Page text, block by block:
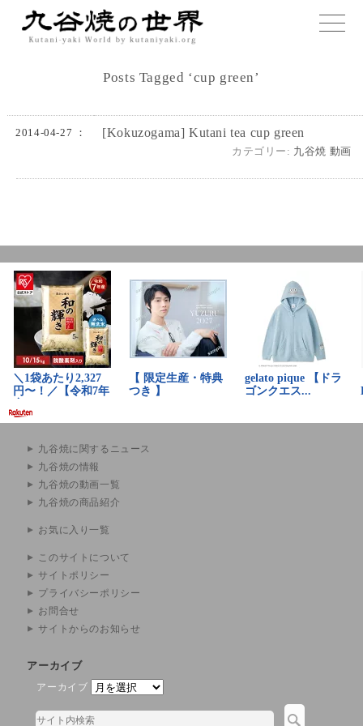
toggle
Posts Tagged ‘cup green’
2014-04-27 ： [Kokuzogama] Kutani tea cup green
カテゴリー: 九谷焼 動画
九谷焼に関するニュース
九谷焼の情報
九谷焼の動画一覧
九谷焼の商品紹介
お気に入り一覧
このサイトについて
サイトポリシー
プライバシーポリシー
お問合せ
サイトからのお知らせ
アーカイブ
アーカイブ